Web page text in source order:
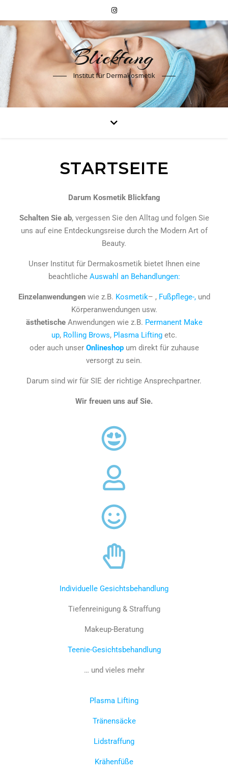
Blickfang
Institut für Dermakosmetik
STARTSEITE
Darum Kosmetik Blickfang
Schalten Sie ab, vergessen Sie den Alltag und folgen Sie
uns auf eine Entdeckungsreise durch the Modern Art of
Beauty.
Unser Institut für Dermakosmetik bietet Ihnen eine
beachtliche Auswahl an Behandlungen:
Einzelanwendungenwie z.B. Kosmetik– , Fußpflege-,und
Körperanwendungen usw.
ästhetischeAnwendungen wie z.B. Permanent Make
up, Rolling Brows, Plasma Liftingetc.
oder auch unser Onlineshop um direkt für zuhause
versorgt zu sein.
Darum sind wir für SIE der richtige Ansprechpartner.
Wir freuen uns auf Sie.
Individuelle Gesichtsbehandlung
Tiefenreinigung & Straffung
Makeup-Beratung
Teenie-Gesichtsbehandlung
… und vieles mehr
Plasma Lifting
Tränensäcke
Lidstraffung
Krähenfüße